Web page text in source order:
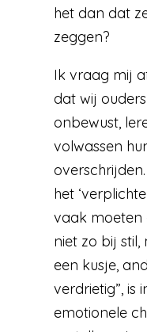
het dan dat
zeggen?
Ik vraag mij
dat wij
onbewust,
volwassen
het
vaak moeten
niet zo bij stil,
een kusje,
verdrietig”, is
emotionele